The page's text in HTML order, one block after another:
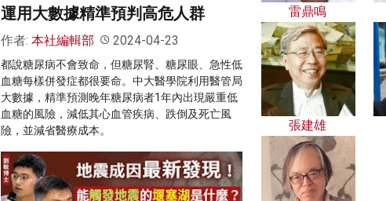
運用大數據精準預判高危人群
作者: 本社編輯部 2024-04-23
都說糖尿病不會致命，但糖尿腎、糖尿眼、急性低
血糖每樣併發症都很要命。中大醫學院利用醫管局
大數據，精準預測晚年糖尿病者1年內出現嚴重低
血糖的風險，減低其心血管疾病、跌倒及死亡風
險，並減省醫療成本。
雷鼎鳴
張建雄